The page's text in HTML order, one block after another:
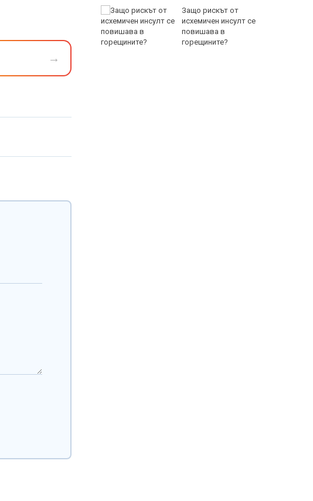
→
Защо рискът от
исхемичен инсулт се
повишава в
горещините?